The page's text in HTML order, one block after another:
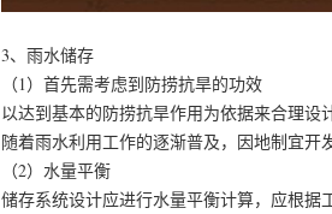
3、雨水储存
（1）首先需考虑到防捞抗旱的功效
以达到基本的防捞抗旱作用为依据来合理设
随着雨水利用工作的逐渐普及，因地制宜开
（2）水量平衡
储存系统设计应进行水量平衡计算，应根